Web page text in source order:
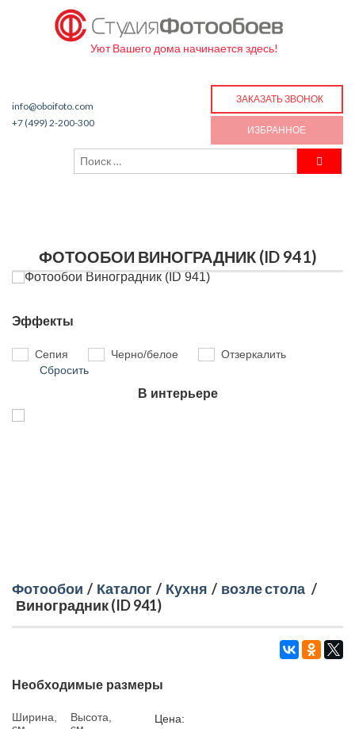
Уют Вашего дома начинается здесь!
info@oboifoto.com
+7 (499) 2-200-300
ЗАКАЗАТЬ ЗВОНОК
ИЗБРАННОЕ
ФОТООБОИ ВИНОГРАДНИК (ID 941)
Эффекты
Сепия Черно/белое
Отзеркалить
Сбросить
В интерьере
Фотообои / Каталог / Кухня / возле стола /
Виноградник (ID 941)
Необходимые размеры
Ширина,
Высота,
Цена: